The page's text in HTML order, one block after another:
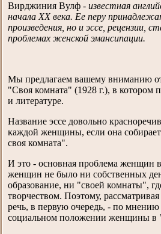
Вирджиния Вулф- известная
начала ХХ века. Ее перу
произведения, но и эссе, рецензии,
проблемах женской эмансипации.
Мы предлагаем вашему вниманию
"Своя комната" (1928 г.), в котором
и литературе.
Название эссе довольно
каждой женщины, если она
своя комната".
И это - основная проблема женщин
женщин не было ни собственных
образование, ни "своей комнаты",
творчеством. Поэтому,
речь, в первую очередь, - по
социальном положении женщины в